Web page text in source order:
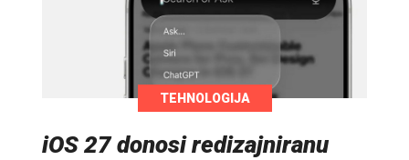
TEHNOLOGIJA
iOS 27 donosi redizajniranu